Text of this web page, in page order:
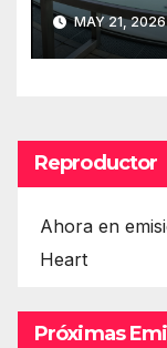
MAY 21, 2026
Reproductor
Ahora en
Heart
Próximas